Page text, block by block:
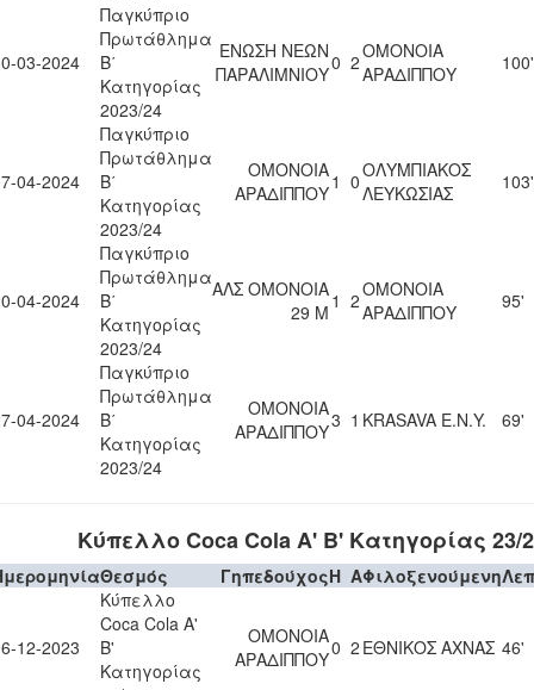
03-2024
Παγκύπριο
Πρωτάθλημα
Β΄
Κατηγορίας
2023/24
ΕΝΩΣΗ ΝΕΩΝ
ΠΑΡΑΛΙΜΝΙΟΥ0 2ΟΜΟΝΟΙΑ
ΑΡΑΔΙΠΠΟΥ
100'
04-2024
Παγκύπριο
Πρωτάθλημα
Β΄
Κατηγορίας
2023/24
ΟΜΟΝΟΙΑ
ΑΡΑΔΙΠΠΟΥ1 0ΟΛΥΜΠΙΑΚΟΣ
ΛΕΥΚΩΣΙΑΣ
103'
04-2024
Παγκύπριο
Πρωτάθλημα
Β΄
Κατηγορίας
2023/24
ΑΛΣ ΟΜΟΝΟΙΑ
29 Μ 1 2ΟΜΟΝΟΙΑ
ΑΡΑΔΙΠΠΟΥ
95'
04-2024
Παγκύπριο
Πρωτάθλημα
Β΄
Κατηγορίας
2023/24
ΟΜΟΝΟΙΑ
ΑΡΑΔΙΠΠΟΥ3 1 KRASAVA Ε.Ν.Y. 69'
Κύπελλο Coca Cola Α' Β' Κατηγορίας 23/
Θεσμός ΓηπεδούχοςH AΦιλοξενούμενη
12-2023
Κύπελλο
Coca Cola Α'
Β'
Κατηγορίας
ΟΜΟΝΟΙΑ
ΑΡΑΔΙΠΠΟΥ0 2 ΕΘΝΙΚΟΣ ΑΧΝΑΣ 46'